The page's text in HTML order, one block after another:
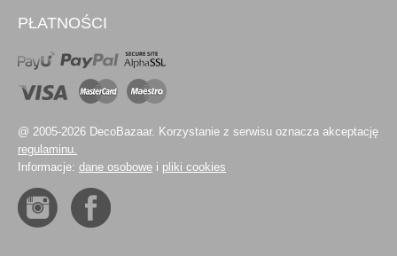
PŁATNOŚCI
@ 2005-2026 DecoBazaar. Korzystanie z serwisu oznacza akceptację
regulaminu.
Informacje: dane osobowe i pliki cookies